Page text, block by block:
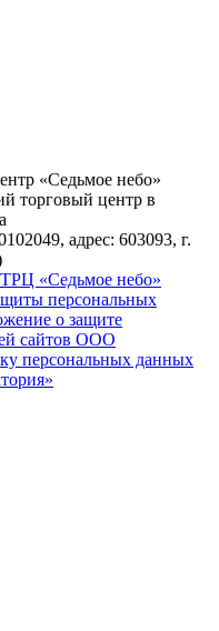
«Седьмое небо»
торговый центр в
адрес: 603093, г.
«Седьмое небо»
персональных
о защите
сайтов ООО
персональных данных